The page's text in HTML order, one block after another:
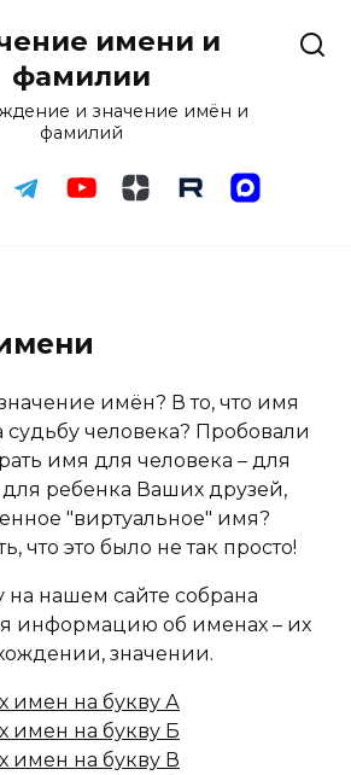
имени и
фамилии
и значение имён и
фамилий
имён? В то, что имя
судьбу человека? Пробовали
имя для человека – для
для ребенка Ваших друзей,
"виртуальное" имя?
что это было не так просто!
нашем сайте собрана
информацию об именах – их
значении.
имен на букву А
имен на букву Б
имен на букву В